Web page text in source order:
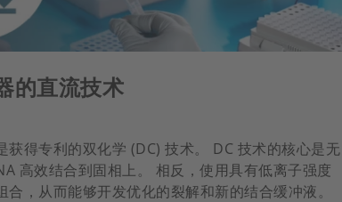
的直流技术
获得专利的双化学 (DC) 技术。 DC 技术的核心是无
高效结合到固相上。 相反，使用具有低离子强度
，从而能够开发优化的裂解和新的结合缓冲液。